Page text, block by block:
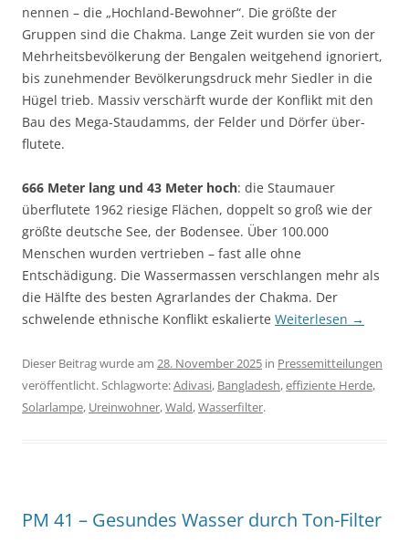
nennen – die „Hoch­land-Bewohner“. Die größte der
Gruppen sind die Chakma. Lange Zeit wur­den sie von der
Mehr­heits­bevölkerung der Bengal­en weitgehend ignoriert,
bis zunehmender Bevölkerungs­druck mehr Siedler in die
Hügel trieb. Massiv ver­schärft wurde der Konflikt mit den
Bau des Mega-Staudamms, der Felder und Dörfer über­
flutete.
666 Meter lang und 43 Meter hoch: die Staumauer
überflutete 1962 riesige Flächen, doppelt so groß wie der
größte deutsche See, der Bodensee. Über 100.000
Menschen wurden vertrieben – fast alle ohne
Entschädigung. Die Wassermassen verschlangen mehr als
die Hälfte des besten Agrarlandes der Chakma. Der
schwelende ethnische Konflikt eskalierte Weiterlesen →
Dieser Beitrag wurde am 28. November 2025 in Pressemitteilungen
veröffentlicht. Schlagworte:Adivasi, Bangladesh,effiziente Herde,
Solarlampe, Ureinwohner,Wald,Wasserfilter.
PM 41 – Gesundes Wasser durch Ton-Filter